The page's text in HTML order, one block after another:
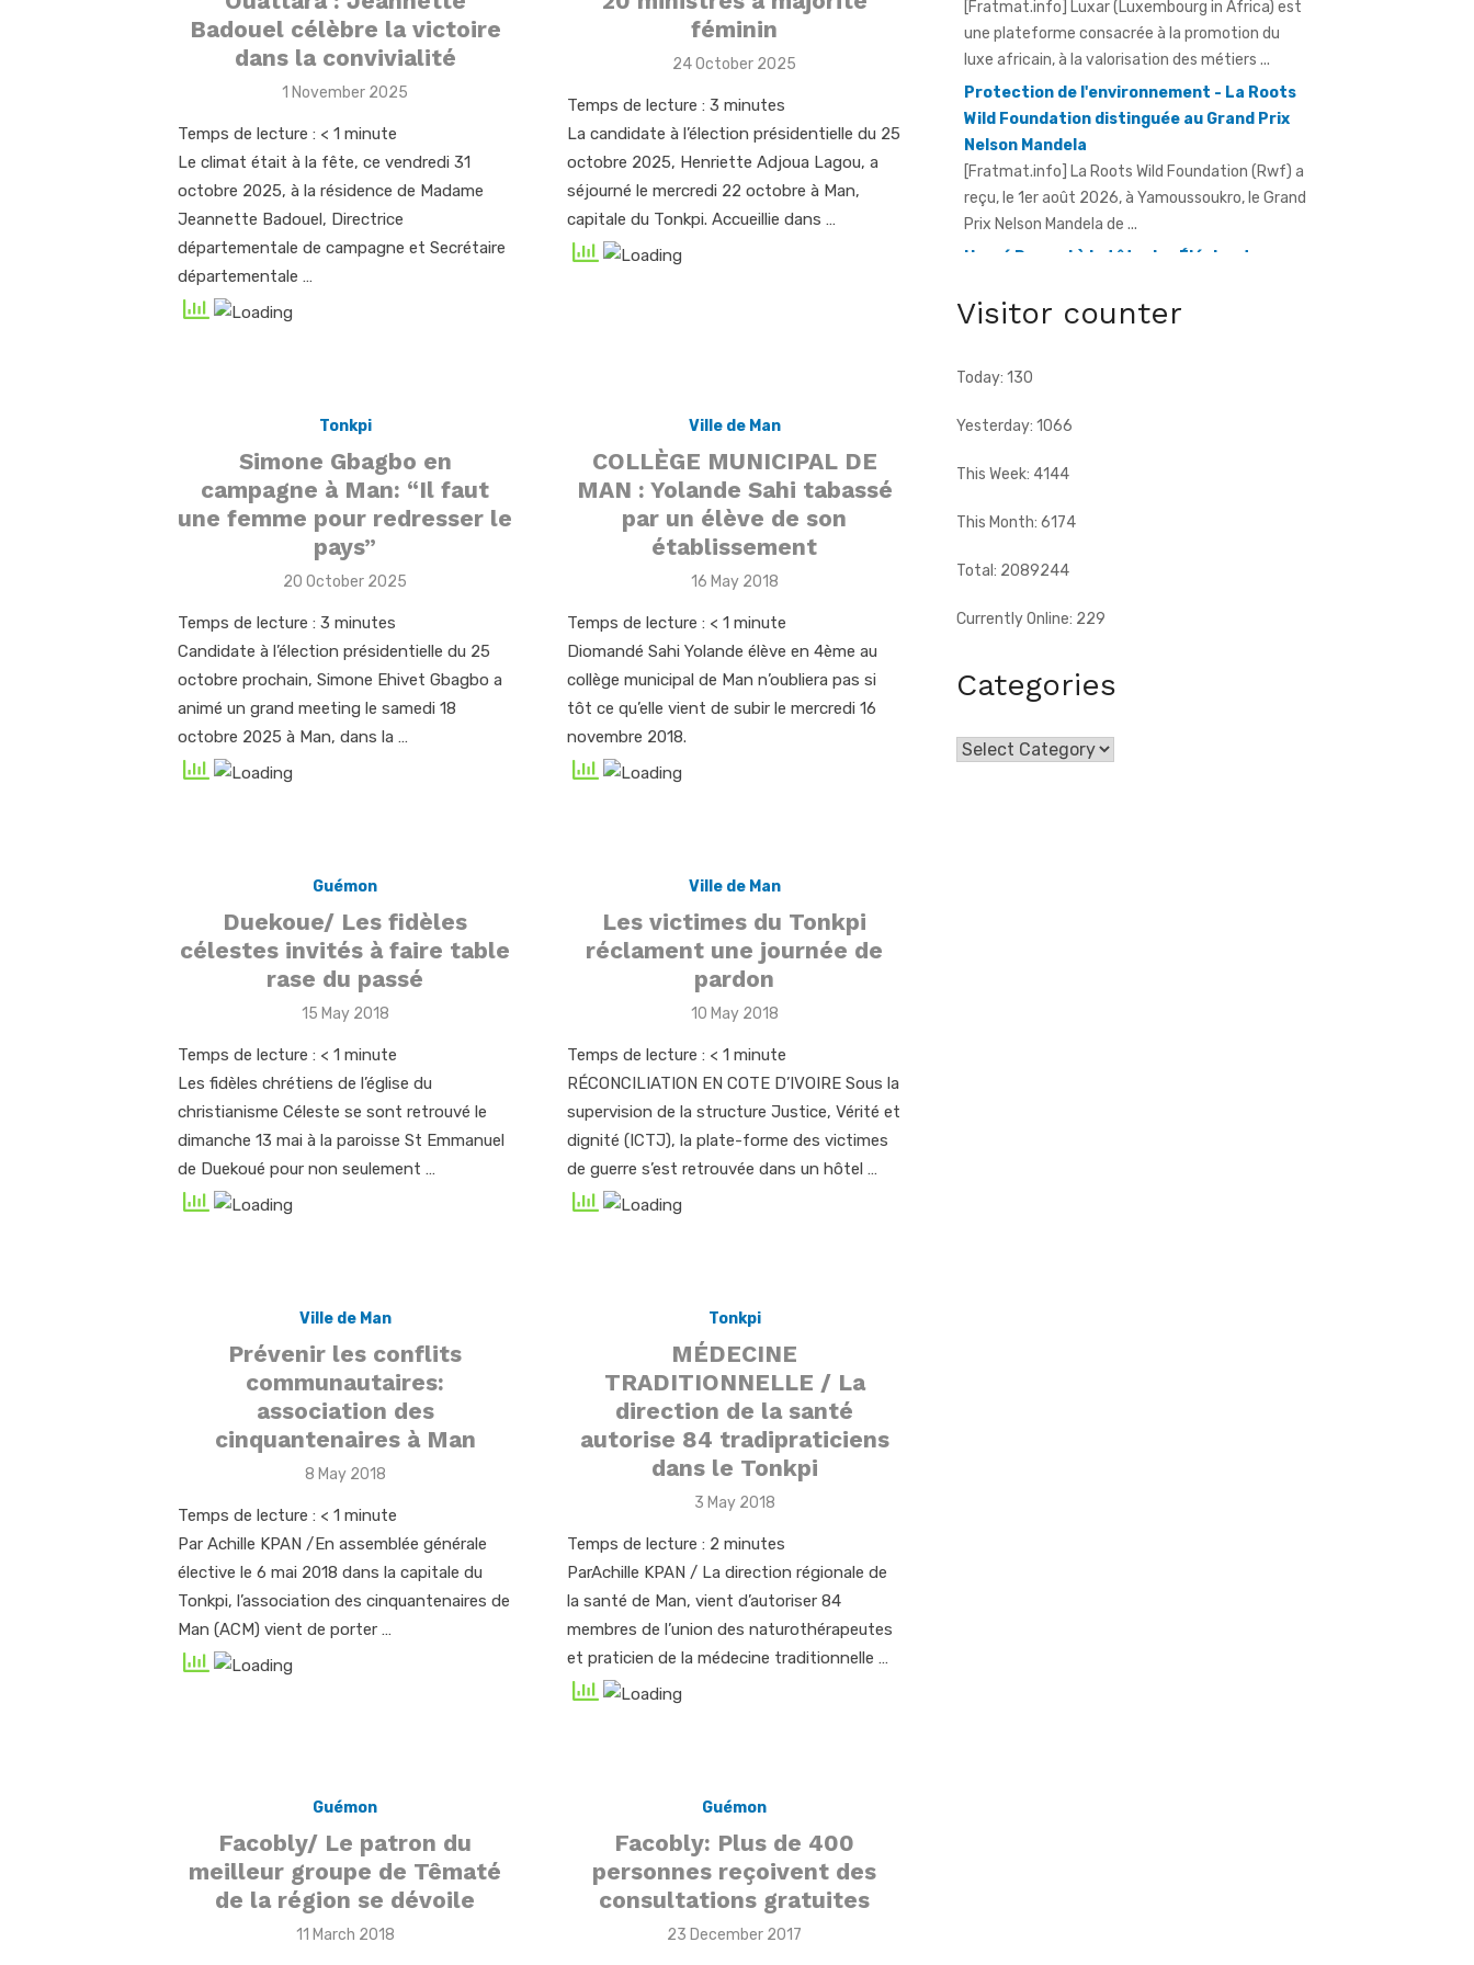
Badouel célèbre la victoire
dans la convivialité
Posted
1 November 2025
Temps de lecture : < 1 minute
Le climat était à la fête, ce vendredi 31
octobre 2025, à la résidence de Madame
Jeannette Badouel, Directrice
départementale de campagne et Secrétaire
départementale …
féminin
Posted
24 October 2025
Temps de lecture : 3 minutes
La candidate à l’élection présidentielle du 25
octobre 2025, Henriette Adjoua Lagou, a
séjourné le mercredi 22 octobre à Man,
capitale du Tonkpi. Accueillie dans …
Tonkpi
Simone Gbagbo en
campagne à Man: “Il faut
une femme pour redresser le
pays”
Posted
20 October 2025
Temps de lecture : 3 minutes
Candidate à l’élection présidentielle du 25
octobre prochain, Simone Ehivet Gbagbo a
animé un grand meeting le samedi 18
octobre 2025 à Man, dans la …
Ville de Man
COLLÈGE MUNICIPAL DE
MAN : Yolande Sahi tabassé
par un élève de son
établissement
Posted
16 May 2018
Temps de lecture : < 1 minute
Diomandé Sahi Yolande élève en 4ème au
collège municipal de Man n’oubliera pas si
tôt ce qu’elle vient de subir le mercredi 16
novembre 2018.
Guémon
Duekoue/ Les fidèles
célestes invités à faire table
rase du passé
Posted
15 May 2018
Temps de lecture : < 1 minute
Les fidèles chrétiens de l’église du
christianisme Céleste se sont retrouvé le
dimanche 13 mai à la paroisse St Emmanuel
de Duekoué pour non seulement …
Ville de Man
Les victimes du Tonkpi
réclament une journée de
pardon
Posted
10 May 2018
Temps de lecture : < 1 minute
RÉCONCILIATION EN COTE D’IVOIRE Sous la
supervision de la structure Justice, Vérité et
dignité (ICTJ), la plate-forme des victimes
de guerre s’est retrouvée dans un hôtel …
Ville de Man
Prévenir les conflits
communautaires:
association des
cinquantenaires à Man
Posted
8 May 2018
Temps de lecture : < 1 minute
Par Achille KPAN /En assemblée générale
élective le 6 mai 2018 dans la capitale du
Tonkpi, l’association des cinquantenaires de
Man (ACM) vient de porter …
Tonkpi
MÉDECINE
TRADITIONNELLE / La
direction de la santé
autorise 84 tradipraticiens
dans le Tonkpi
Posted
3 May 2018
Temps de lecture : 2 minutes
ParAchille KPAN / La direction régionale de
la santé de Man, vient d’autoriser 84
membres de l’union des naturothérapeutes
et praticien de la médecine traditionnelle …
Guémon
Facobly/ Le patron du
meilleur groupe de Têmaté
de la région se dévoile
Posted
11 March 2018
Guémon
Facobly: Plus de 400
personnes reçoivent des
consultations gratuites
Posted
23 December 2017
[Fratmat.info] Luxar (Luxembourg in Africa) est
une plateforme consacrée à la promotion du
luxe africain, à la valorisation des métiers ...
Protection de l'environnement - La Roots
Wild Foundation distinguée au Grand Prix
Nelson Mandela
[Fratmat.info] La Roots Wild Foundation (Rwf) a
reçu, le 1er août 2026, à Yamoussoukro, le Grand
Prix Nelson Mandela de ...
Hervé Renard à la tête des Éléphants -
[Fratmat.info] L'expérience, la connaissance du
choix ...
Visitor counter
Today: 130
Yesterday: 1066
This Week: 4144
This Month: 6174
Total: 2089244
Currently Online: 229
Categories
Categories